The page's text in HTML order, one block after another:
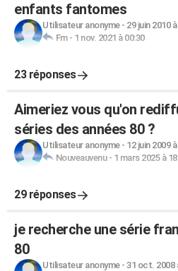
enfants fantomes
Utilisateur anonyme- 29 juin 2010
Fm- 1 nov. 2021 à 00:30
23 réponses
Aimeriez vous qu'on
séries des années 80 ?
Utilisateur anonyme- 12 juin 2009
Nouveauvenu- 1 mars 2025 à
29 réponses
je recherche une série
80
Utilisateur anonyme- 31 oct. 2008